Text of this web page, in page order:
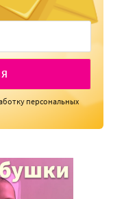
персональных